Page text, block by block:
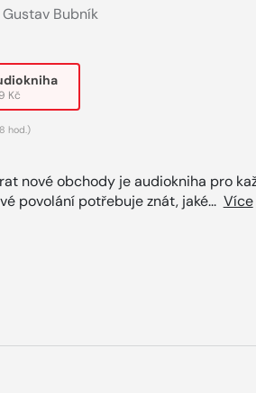
Gustav Bubník
Kč
hod.)
nové obchody je audiokniha pro
povolání potřebuje znát, jaké... Více